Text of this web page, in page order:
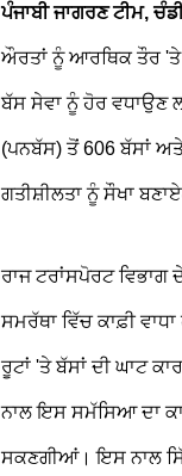
ਪੰਜਾਬੀ ਜਾਗਰਣ ਟੀਮ,
ਔਰਤਾਂ ਨੂੰ ਆਰਥਿਕ ਤੌਰ
ਬੱਸ ਸੇਵਾ ਨੂੰ ਹੋਰ ਵਧਾਉਣ
(ਪਨਬੱਸ) ਤੋਂ 606 ਬੱਸਾਂ
ਗਤੀਸ਼ੀਲਤਾ ਨੂੰ ਸੌਖਾ
ਰਾਜ ਟਰਾਂਸਪੋਰਟ
ਸਮਰੱਥਾ ਵਿੱਚ ਕਾਫ਼ੀ
ਰੂਟਾਂ 'ਤੇ ਬੱਸਾਂ ਦੀ ਘਾਟ
ਨਾਲ ਇਸ ਸਮੱਸਿਆ ਦਾ
ਸਕਣਗੀਆਂ। ਇਸ ਨਾਲ